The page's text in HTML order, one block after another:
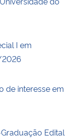
I em
2026
de interesse em
Edital